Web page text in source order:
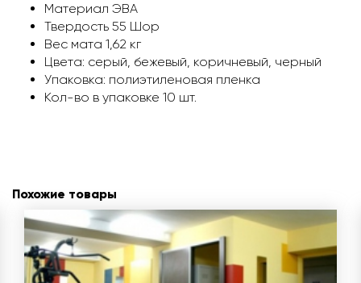
Материал ЭВА
Твердость 55 Шор
Вес мата 1,62 кг
Цвета: серый, бежевый, коричневый, черный
Упаковка: полиэтиленовая пленка
Кол-во в упаковке 10 шт.
Похожие товары